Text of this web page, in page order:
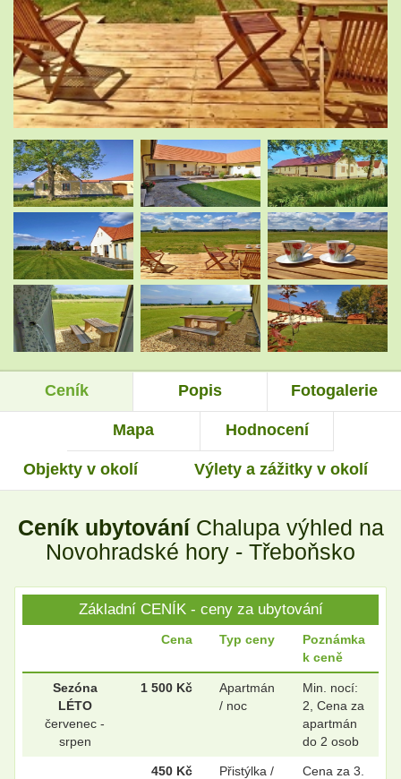
Ceník Popis Fotogalerie
Mapa Hodnocení
Objekty v okolí Výlety a zážitky v okolí
Ceník ubytování Chalupa výhled na
Novohradské hory - Třeboňsko
Základní CENÍK - ceny za ubytování
Cena Typ ceny
Poznámka
k ceně
Sezóna
LÉTO
červenec -
srpen
1 500 Kč
Apartmán
/ noc
Min. nocí:
2, Cena za
apartmán
do 2 osob
450 Kč
Přistýlka /
Cena za 3.